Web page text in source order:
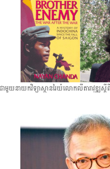
មួយនាយកវិទ្យាស្ថានរៃយំលោកលីតារាវុឌ្ឍ